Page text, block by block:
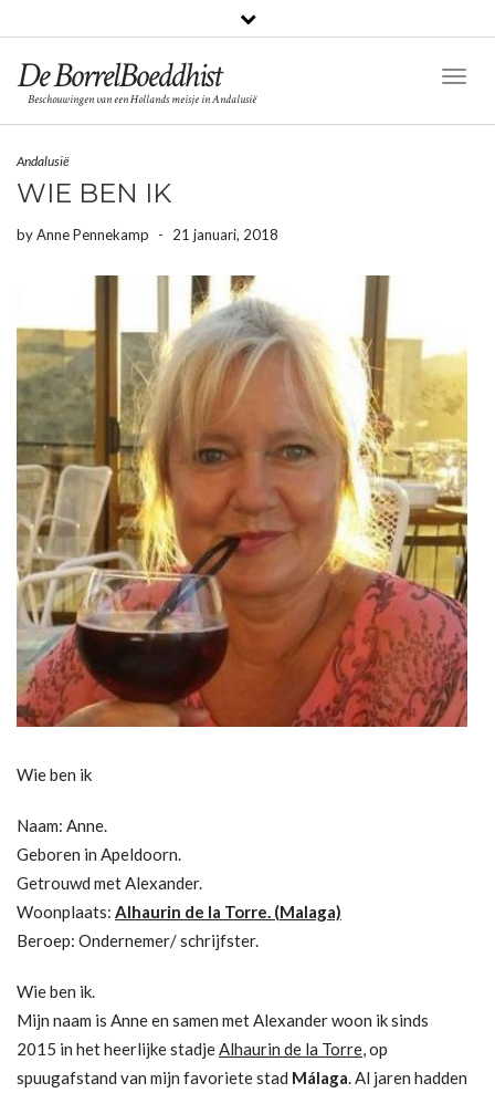
De BorrelBoeddhist
Beschouwingen van een Hollands meisje in Andalusië
Andalusië
WIE BEN IK
byAnne Pennekamp - 21 januari, 2018
Wie ben ik
Naam: Anne.
Geboren in Apeldoorn.
Getrouwd met Alexander.
Woonplaats: Alhaurin de la Torre. (Malaga)
Beroep: Ondernemer/ schrijfster.
Wie ben ik.
Mijn naam is Anne en samen met Alexander woon ik sinds
2015 in het heerlijke stadjeAlhaurin de la Torre, op
spuugafstand van mijn favoriete stad Málaga. Al jaren hadden